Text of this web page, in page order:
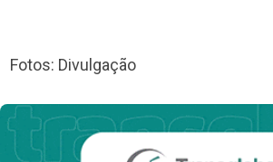
Fotos: Divulgação